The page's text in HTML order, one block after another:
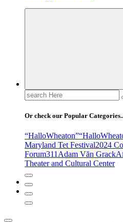
Search
for:
Or check our Popular
“HalloWheaton”
Maryland Tet Festival2024
Forum311 Adam Văn Grack
Theater and Cultural Center